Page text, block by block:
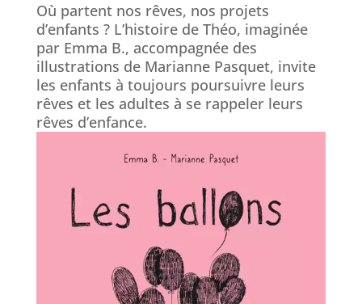
Où partent nos rêves, nos projets
d’enfants ? L’histoire de Théo, imaginée
par Emma B., accompagnée des
illustrations de Marianne Pasquet, invite
les enfants à toujours poursuivre leurs
rêves et les adultes à se rappeler leurs
rêves d’enfance.